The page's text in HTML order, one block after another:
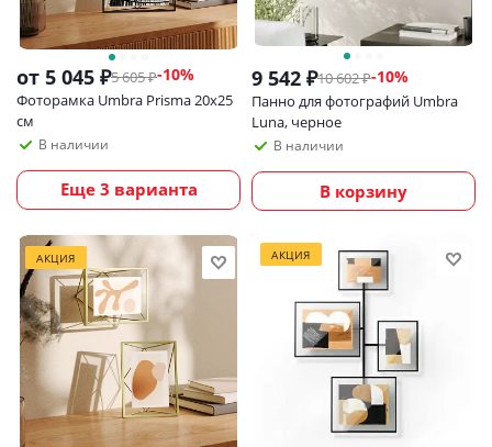
от 5 045 ₽5 605 ₽-10%
Фоторамка Umbra Prisma 20х25
см
В наличии
Еще 3 варианта
9 542 ₽10 602₽-10%
Панно для фотографий Umbra
Luna, черное
В наличии
В корзину
АКЦИЯ АКЦИЯ